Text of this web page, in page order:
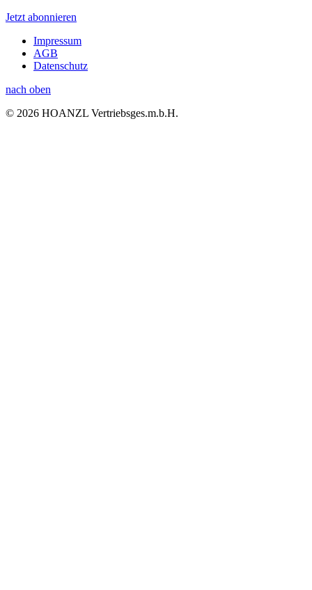
Jetzt abonnieren
Impressum
AGB
Datenschutz
nach oben
© 2026 HOANZL Vertriebsges.m.b.H.